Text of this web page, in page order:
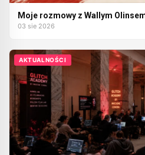
Moje rozmowy z Wallym
03 sie 2026
AKTUALNOŚCI